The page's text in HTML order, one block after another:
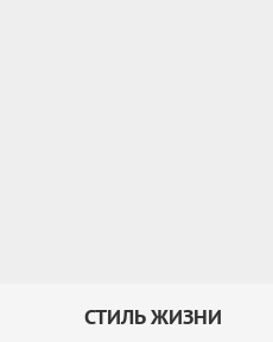
СТИЛЬ ЖИЗНИ